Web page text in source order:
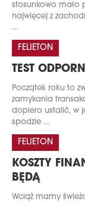
stosunkowo mało
najwięcej z
...
FELIETON
TEST
Początek roku to
zamykania
dopiero ustalić, w
spodzie ...
FELIETON
KOSZTY
BĘDĄ
Wciąż mamy